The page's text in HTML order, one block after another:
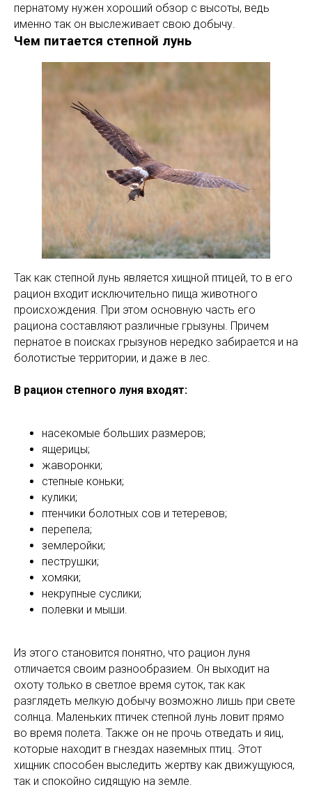
пернатому нужен хороший обзор с высоты, ведь
именно так он выслеживает свою добычу.
Чем питается степной лунь
Так как степной лунь является хищной птицей, то в его
рацион входит исключительно пища животного
происхождения. При этом основную часть его
рациона составляют различные грызуны. Причем
пернатое в поисках грызунов нередко забирается и на
болотистые территории, и даже в лес.
В рацион степного луня входят:
насекомые больших размеров;
ящерицы;
жаворонки;
степные коньки;
кулики;
птенчики болотных сов и тетеревов;
перепела;
землеройки;
пеструшки;
хомяки;
некрупные суслики;
полевки и мыши.
Из этого становится понятно, что рацион луня
отличается своим разнообразием. Он выходит на
охоту только в светлое время суток, так как
разглядеть мелкую добычу возможно лишь при свете
солнца. Маленьких птичек степной лунь ловит прямо
во время полета. Также он не прочь отведать и яиц,
которые находит в гнездах наземных птиц. Этот
хищник способен выследить жертву как движущуюся,
так и спокойно сидящую на земле.